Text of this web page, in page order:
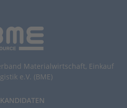
Materialwirtschaft, Einkauf
e.V. (BME)